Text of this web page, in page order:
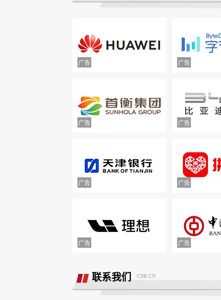
面谈的时候说的只要有比他低的就退意
金，然后一直不给退
携程旅游APP非因消费者原因主票已退
退款
联系我们 CNR.CN